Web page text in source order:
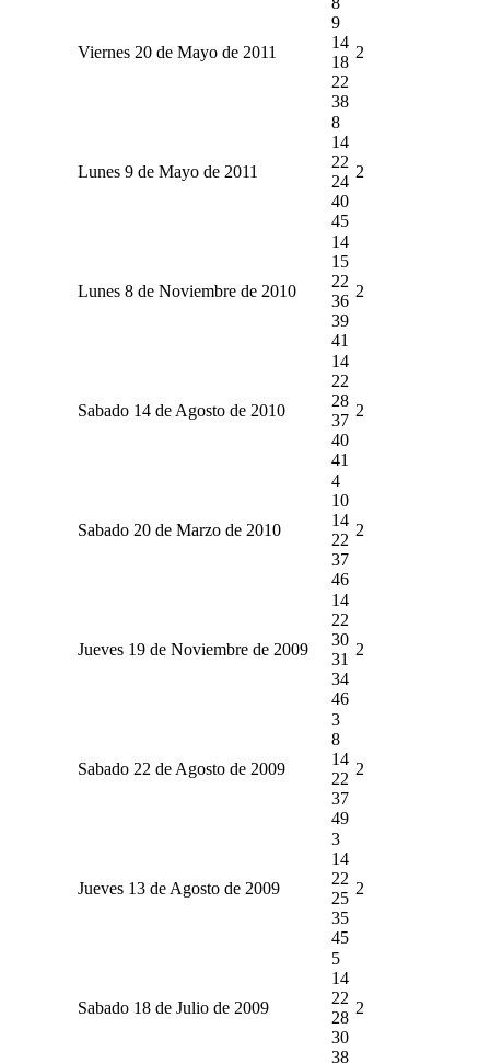
Viernes 20 de Mayo de 2011
9
14
18
22
38
2
Lunes 9 de Mayo de 2011
8
14
22
24
40
45
2
Lunes 8 de Noviembre de 2010
14
15
22
36
39
41
2
Sabado 14 de Agosto de 2010
14
22
28
37
40
41
2
Sabado 20 de Marzo de 2010
4
10
14
22
37
46
2
Jueves 19 de Noviembre de 2009
14
22
30
31
34
46
2
Sabado 22 de Agosto de 2009
3
8
14
22
37
49
2
Jueves 13 de Agosto de 2009
3
14
22
25
35
45
2
Sabado 18 de Julio de 2009
5
14
22
28
30
38
2